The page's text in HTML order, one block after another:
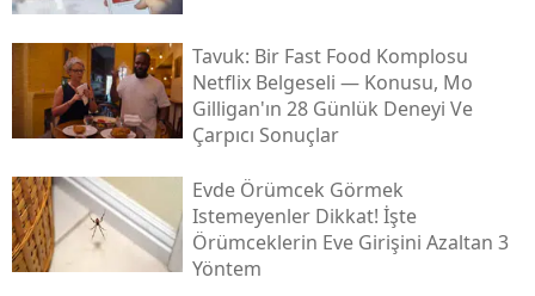
Tavuk: Bir Fast Food Komplosu
Netflix Belgeseli — Konusu, Mo
Gilligan'ın 28 Günlük Deneyi Ve
Çarpıcı Sonuçlar
Evde Örümcek Görmek
Istemeyenler Dikkat! İşte
Örümceklerin Eve Girişini Azaltan 3
Yöntem